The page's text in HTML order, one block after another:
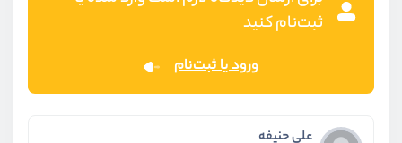
ثبت‌نام کنید
ورود یا ثبت‌نام
علی حنیفه